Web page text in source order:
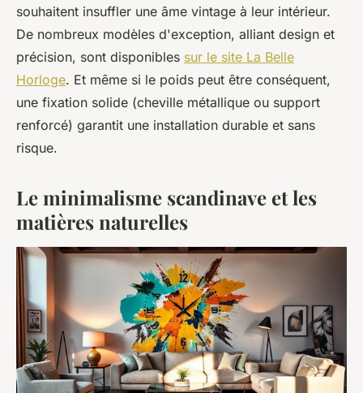
souhaitent insuffler une âme vintage à leur intérieur.
De nombreux modèles d'exception, alliant design et
précision, sont disponibles sur le site La Belle
Horloge. Et même si le poids peut être conséquent,
une fixation solide (cheville métallique ou support
renforcé) garantit une installation durable et sans
risque.
Le minimalisme scandinave et les
matières naturelles